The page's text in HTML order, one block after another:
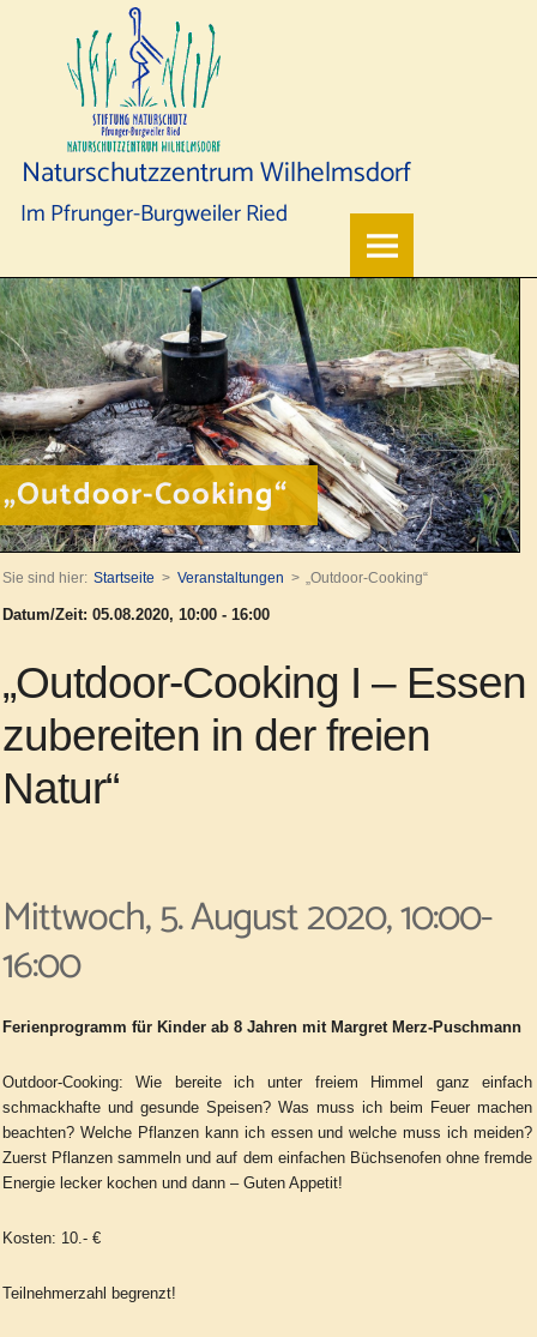
Naturschutzzentrum Wilhelmsdorf
Im Pfrunger-Burgweiler Ried
„Outdoor-Cooking“
Sie sind hier: Startseite Veranstaltungen „Outdoor-Cooking“
Datum/Zeit: 05.08.2020, 10:00 - 16:00
„Outdoor-Cooking I – Essen
zubereiten in der freien
Natur“
Mittwoch, 5. August 2020, 10:00-
16:00
Ferienprogramm für Kinder ab 8 Jahren mit Margret Merz-Puschmann
Outdoor-Cooking: Wie bereite ich unter freiem Himmel ganz einfach
schmackhafte und gesunde Speisen? Was muss ich beim Feuer machen
beachten? Welche Pflanzen kann ich essen und welche muss ich meiden?
Zuerst Pflanzen sammeln und auf dem einfachen Büchsenofen ohne fremde
Energie lecker kochen und dann – Guten Appetit!
Kosten: 10.- €
Teilnehmerzahl begrenzt!